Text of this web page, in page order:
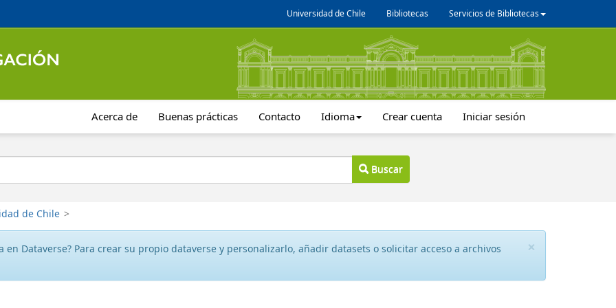
Universidad de Chile Bibliotecas Servicios de Bibliotecas
Acerca de Buenas prácticas Contacto Idioma Crear cuenta Iniciar sesión
Buscar
de Chile >
×
en Dataverse? Para crear su propio dataverse y personalizarlo, añadir datasets o solicitar acceso a archivos